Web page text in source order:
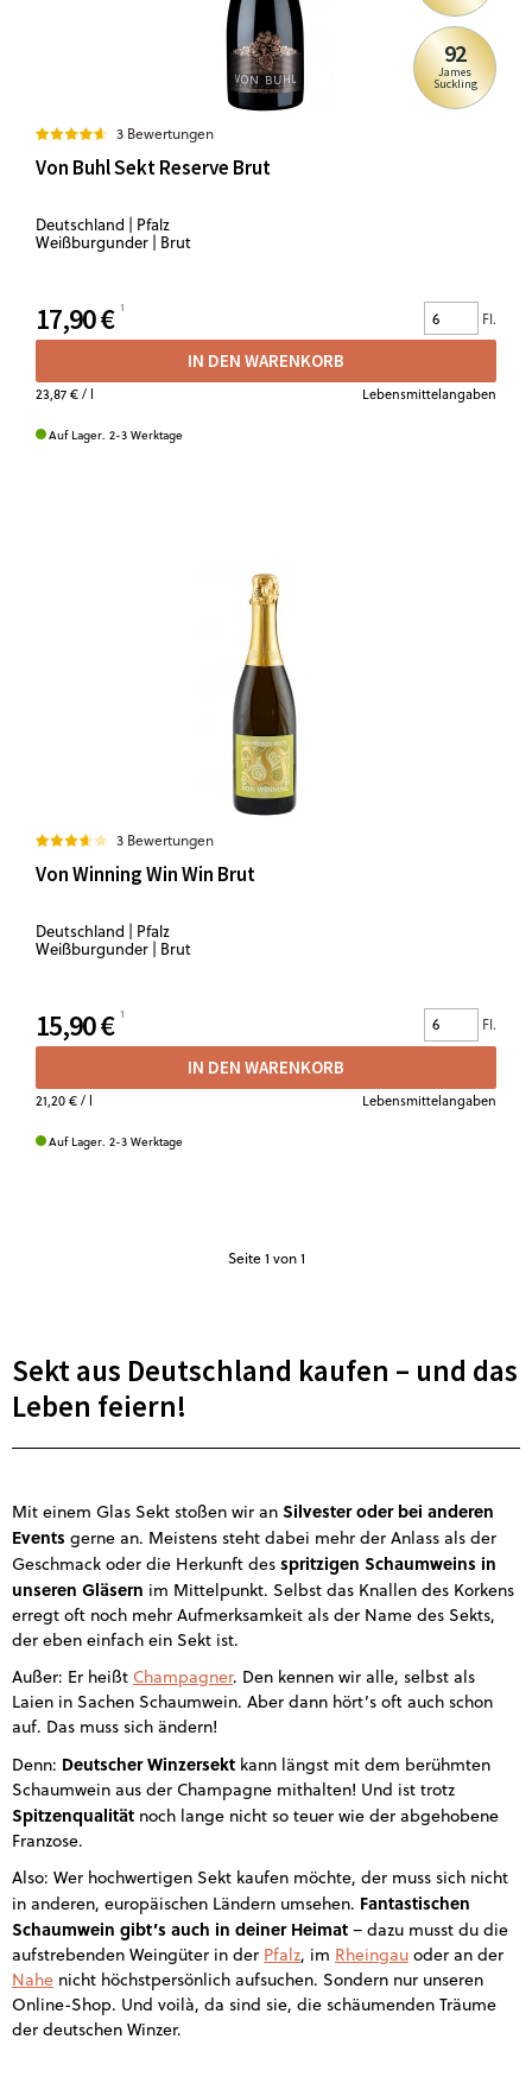
92
James
Suckling
3 Bewertungen
Von Buhl Sekt Reserve Brut
Deutschland | Pfalz
Weißburgunder | Brut
17,90 € Fl.
IN DEN WARENKORB
23,87 €/ l Lebensmittelangaben
Auf Lager. 2-3 Werktage
3 Bewertungen
Von Winning Win Win Brut
Deutschland | Pfalz
Weißburgunder | Brut
15,90 € Fl.
IN DEN WARENKORB
21,20 €/ l Lebensmittelangaben
Auf Lager. 2-3 Werktage
Seite1 von 1
Sekt aus Deutschland kaufen – und das
Leben feiern!
Mit einem Glas Sekt stoßen wir an Silvester oder bei anderen
Events gerne an. Meistens steht dabei mehr der Anlass als der
Geschmack oder die Herkunft des spritzigen Schaumweins in
unseren Gläsern im Mittelpunkt. Selbst das Knallen des Korkens
erregt oft noch mehr Aufmerksamkeit als der Name des Sekts,
der eben einfach ein Sekt ist.
Außer: Er heißt Champagner. Den kennen wir alle, selbst als
Laien in Sachen Schaumwein. Aber dann hört’s oft auch schon
auf. Das muss sich ändern!
Denn: Deutscher Winzersekt kann längst mit dem berühmten
Schaumwein aus der Champagne mithalten! Und ist trotz
Spitzenqualität noch lange nicht so teuer wie der abgehobene
Franzose.
Also: Wer hochwertigen Sekt kaufen möchte, der muss sich nicht
in anderen, europäischen Ländern umsehen. Fantastischen
Schaumwein gibt’s auch in deiner Heimat – dazu musst du die
aufstrebenden Weingüter in der Pfalz, im Rheingau oder an der
Nahe nicht höchstpersönlich aufsuchen. Sondern nur unseren
Online-Shop. Und voilà, da sind sie, die schäumenden Träume
der deutschen Winzer.